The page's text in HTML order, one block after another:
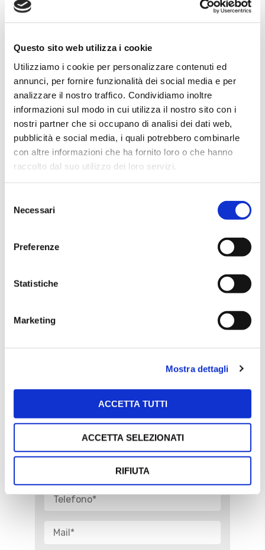
Questo sito web utilizza i cookie
Utilizziamo i cookie per personalizzare contenuti ed
annunci, per fornire funzionalità dei social media e per
analizzare il nostro traffico. Condividiamo inoltre
informazioni sul modo in cui utilizza il nostro sito con i
nostri partner che si occupano di analisi dei dati web,
pubblicità e social media, i quali potrebbero combinarle
con altre informazioni che ha fornito loro o che hanno
raccolto dal suo utilizzo dei loro servizi.
delNecessari
Preferenze
Statistiche
Marketing
Mostra dettagli
ACCETTA TUTTI
ACCETTA SELEZIONATI
RIFIUTA
promozione e annunci su portali
gestione del ricevimento clienti
gli incassi ed i pagamenti
la gestione dei clienti
la gestione dei servizi e manutenzioni
la gestione degli aspetti amministrativi
e degli adempimenti previsti dalla legge
StayMaker gestirà queste ed altre attività
con il fine di garantire agli ospiti un
al proprietario.
Scegli l’opzione di servizio più adatta alle
le opzioni ci sono solo vantaggi per te. Per
Contattaci